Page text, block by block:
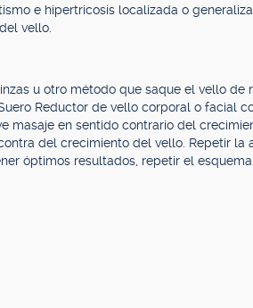
e hipertricosis localizada o
vello.
u otro método que saque el vello de
Reductor de vello corporal o facial
masaje en sentido contrario del
del crecimiento del vello. Repetir la
óptimos resultados, repetir el